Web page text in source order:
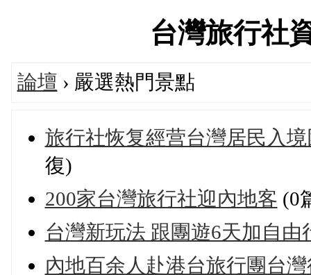
台灣旅行社
論壇 › 嚴選熱門景點
旅行社恢复經营台灣居民入
復)
200家台灣旅行社迎內地客 (0
台灣新玩法 跟團遊6天加自由
內地百余人赴港台旅行團台